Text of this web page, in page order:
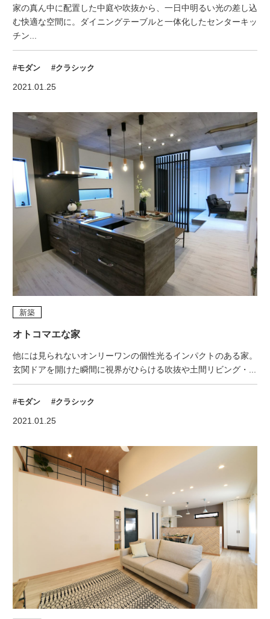
家の真ん中に配置した中庭や吹抜から、一日中明るい光の差し込
む快適な空間に。ダイニングテーブルと一体化したセンターキッ
チン...
#モダン #クラシック
2021.01.25
オトコマエな家
他には見られないオンリーワンの個性光るインパクトのある家。
玄関ドアを開けた瞬間に視界がひらける吹抜や土間リビング・...
新築
#モダン #クラシック
2021.01.25